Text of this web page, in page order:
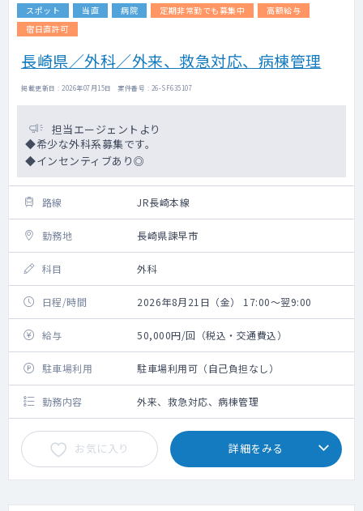
スポット 当直 病院 定期非常勤でも募集中
高額給与
宿日直許可
長崎県／外科／外来、救急対応、病棟管理
掲載更新日 : 2026年07月15日 案件番号 : 26-SF635107
担当エージェントより
◆希少な外科系募集です。
◆インセンティブあり◎
路線 JR長崎本線
勤務地 長崎県諫早市
科目 外科
日程/時間 2026年8月21日（金） 17:00～翌9:00
給与 50,000円/回（税込・交通費込）
駐車場利用 駐車場利用可（自己負担なし）
勤務内容 外来、救急対応、病棟管理
お気に入り 詳細をみる